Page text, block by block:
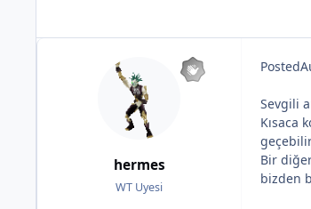
hermes
WT Uyesi
Posted
Sevgili
Kısaca
Bir
bizden